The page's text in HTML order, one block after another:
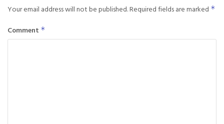
Your email address will not be published.Required fields are marked *
Comment *